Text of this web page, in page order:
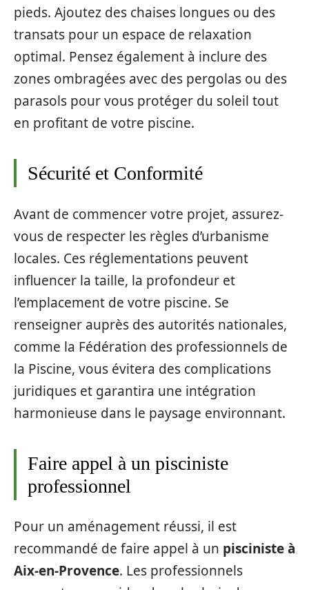
pieds. Ajoutez des chaises longues ou des
transats pour un espace de relaxation
optimal. Pensez également à inclure des
zones ombragées avec des pergolas ou des
parasols pour vous protéger du soleil tout
en profitant de votre piscine.
Sécurité et Conformité
Avant de commencer votre projet, assurez-
vous de respecter les règles d’urbanisme
locales. Ces réglementations peuvent
influencer la taille, la profondeur et
l’emplacement de votre piscine. Se
renseigner auprès des autorités nationales,
comme la Fédération des professionnels de
la Piscine, vous évitera des complications
juridiques et garantira une intégration
harmonieuse dans le paysage environnant.
Faire appel à un pisciniste
professionnel
Pour un aménagement réussi, il est
recommandé de faire appel à un pisciniste à
Aix-en-Provence. Les professionnels